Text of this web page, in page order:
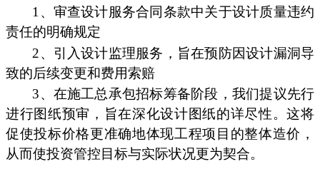
1、审查设计服务合同条款中关于设计质量违约
责任的明确规定
2、引入设计监理服务，旨在预防因设计漏洞导
致的后续变更和费用索赔
3、在施工总承包招标筹备阶段，我们提议先行
进行图纸预审，旨在深化设计图纸的详尽性。这将
促使投标价格更准确地体现工程项目的整体造价，
从而使投资管控目标与实际状况更为契合。